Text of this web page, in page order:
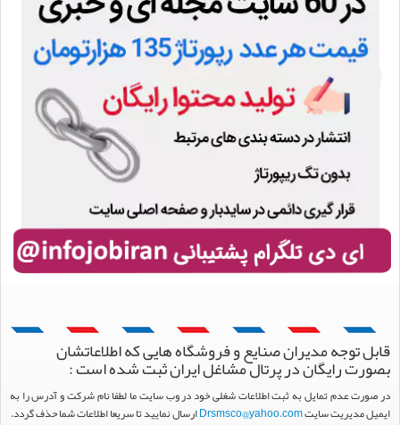
قابل توجه مدیران صنایع و فروشگاه هایی که اطلاعاتشان
بصورت رایگان در پرتال مشاغل ایران ثبت شده است :
در صورت عدم تمایل به ثبت اطلاعات شغلی خود در وب سایت ما لطفا نام شرکت و آدرس را به
ایمیل مدیریت سایتDrsmsco@yahoo.comارسال نمایید تا سریعا اطلاعات شما حذف گردد.